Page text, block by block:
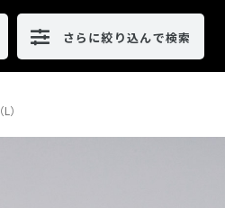
さらに絞り込んで検索
）